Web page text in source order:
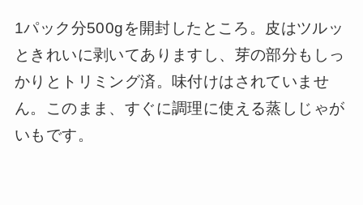
1パック分500gを開封したところ。皮はツルッ
ときれいに剥いてありますし、芽の部分もしっ
かりとトリミング済。味付けはされていませ
ん。このまま、すぐに調理に使える蒸しじゃが
いもです。